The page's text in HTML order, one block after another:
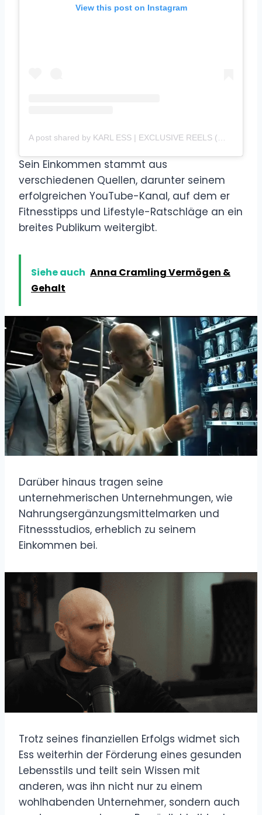
View this post on Instagram
Sein Einkommen stammt aus
verschiedenen Quellen, darunter seinem
erfolgreichen YouTube-Kanal, auf dem er
Fitnesstipps und Lifestyle-Ratschläge an ein
breites Publikum weitergibt.
Siehe auch Anna Cramling Vermögen &
Gehalt
Darüber hinaus tragen seine
unternehmerischen Unternehmungen, wie
Nahrungsergänzungsmittelmarken und
Fitnessstudios, erheblich zu seinem
Einkommen bei.
Trotz seines finanziellen Erfolgs widmet sich
Ess weiterhin der Förderung eines gesunden
Lebensstils und teilt sein Wissen mit
anderen, was ihn nicht nur zu einem
wohlhabenden Unternehmer, sondern auch